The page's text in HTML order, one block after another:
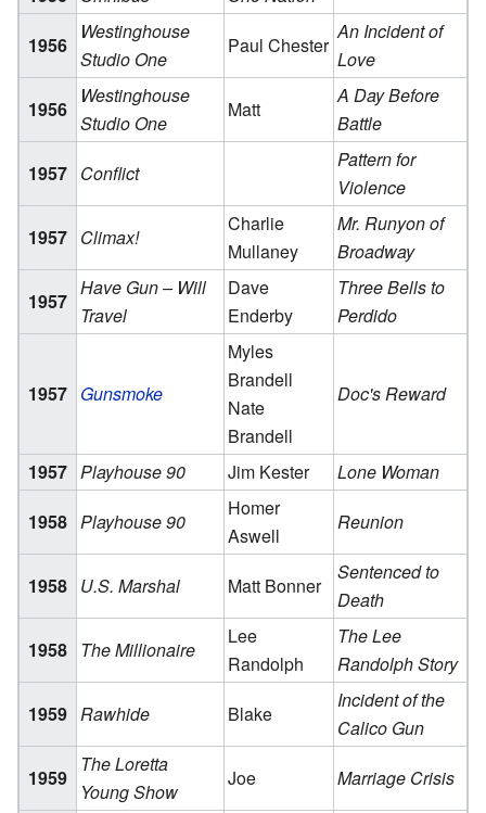
1956
Westinghouse
Studio One
Paul Chester
An Incident of
Love
1956
Westinghouse
Studio One
Matt
A Day Before
Battle
1957 Conflict
Pattern for
Violence
1957 Climax!
Charlie
Mullaney
Mr. Runyon of
Broadway
1957
Have Gun – Will
Travel
Dave
Enderby
Three Bells to
Perdido
1957 Gunsmoke
Myles
Brandell
Nate
Brandell
Doc's Reward
1957 Playhouse 90 Jim Kester
Lone Woman
1958 Playhouse 90
Homer
Aswell
Reunion
1958 U.S. Marshal Matt Bonner
Sentenced to
Death
1958 The Millionaire
Lee
Randolph
The Lee
Randolph Story
1959 Rawhide Blake
Incident of the
Calico Gun
1959
The Loretta
Young Show
Joe Marriage Crisis